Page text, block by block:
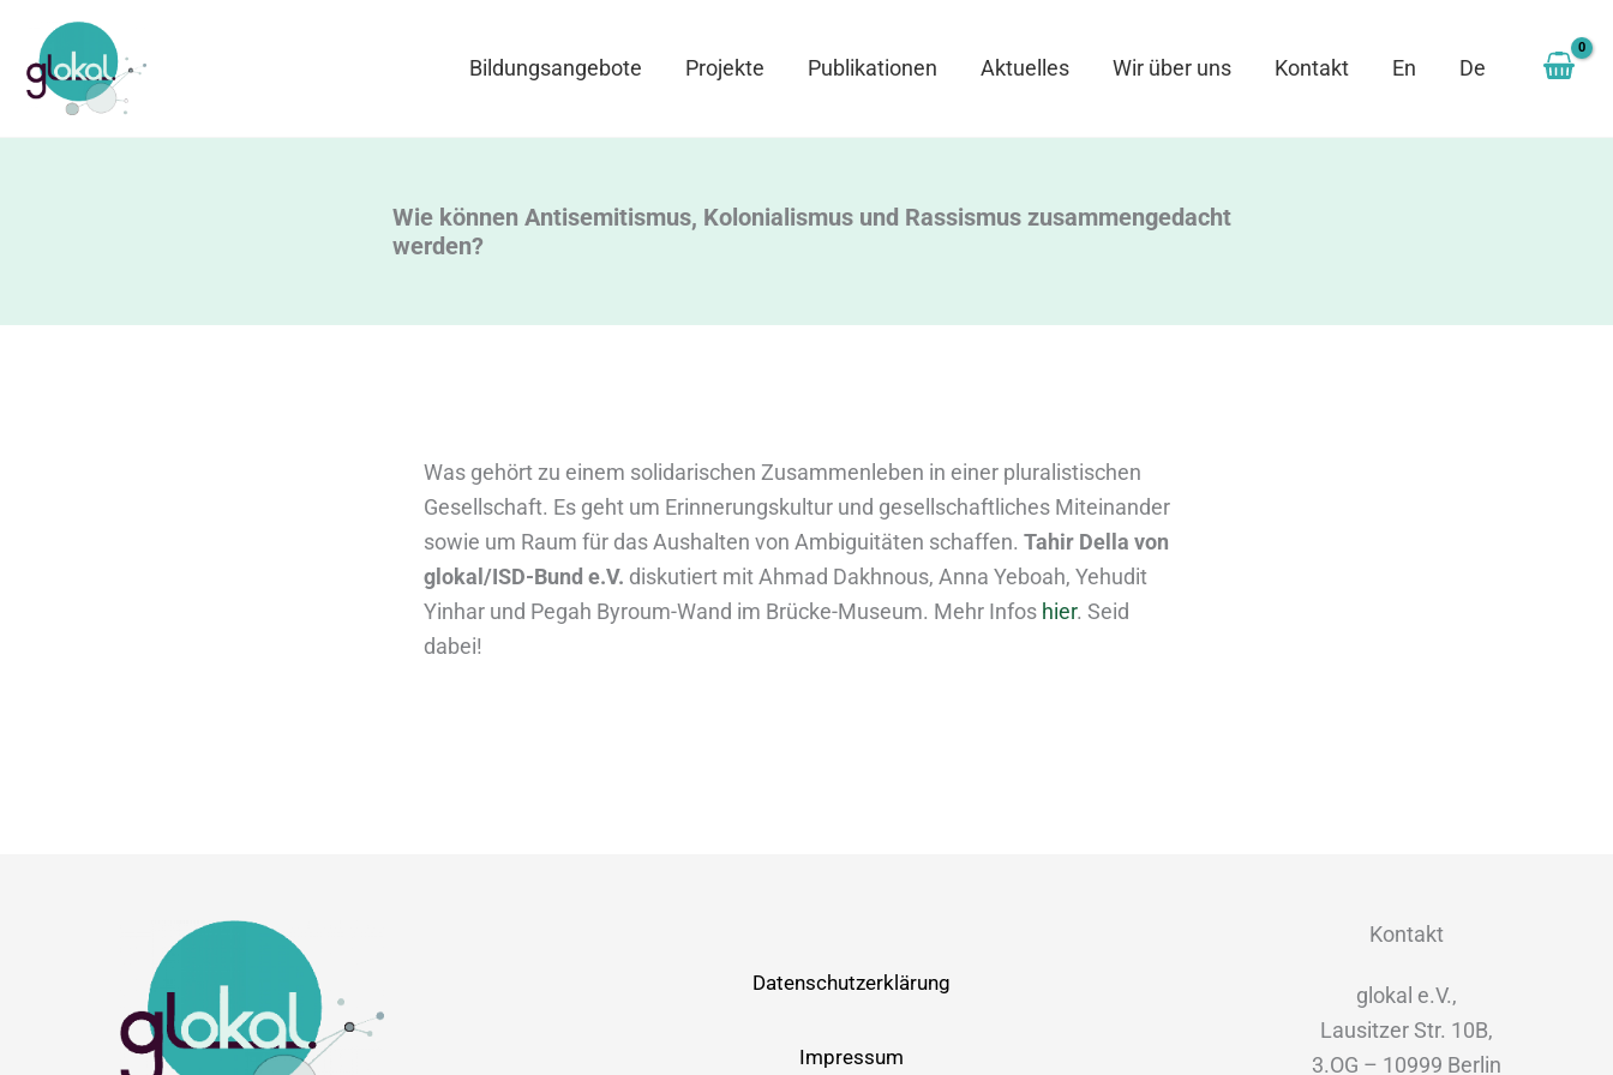
Inhalt
springen
Bildungsangebote Projekte Publikationen Aktuelles Wir über uns Kontakt En De
Wie können Antisemitismus, Kolonialismus und Rassismus zusammengedacht
werden?
Was gehört zu einem solidarischen Zusammenleben in einer pluralistischen
Gesellschaft. Es geht um Erinnerungskultur und gesellschaftliches Miteinander
sowie um Raum für das Aushalten von Ambiguitäten schaffen. Tahir Della von
glokal/ISD-Bund e.V. diskutiert mit Ahmad Dakhnous, Anna Yeboah, Yehudit
Yinhar und Pegah Byroum-Wand im Brücke-Museum. Mehr Infos hier. Seid
dabei!
Datenschutzerklärung
Impressum
Kontakt
glokal e.V.,
Lausitzer Str. 10B,
3.OG – 10999 Berlin